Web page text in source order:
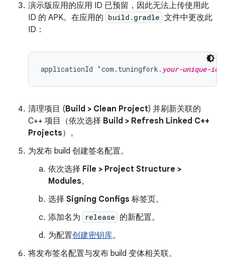
演示版应用的应用 ID 已预留，因此无法上传使用此
ID 的 APK。在应用的 build.gradle 文件中更改此
ID：
applicationId "com.tuningfork. your-unique-
清理项目 (Build > Clean Project) 并刷新关联的
C++ 项目（依次选择 Build > Refresh Linked C++
Projects）。
为发布 build 创建签名配置。
依次选择 File > Project Structure >
Modules。
选择 Signing Configs 标签页。
添加名为
release 的新配置。
为配置创建密钥库。
将发布签名配置与发布 build 变体相关联。